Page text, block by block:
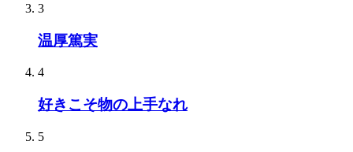
3
温厚篤実
4
好きこそ物の上手なれ
5